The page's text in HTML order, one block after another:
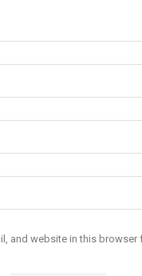
and website in this browser